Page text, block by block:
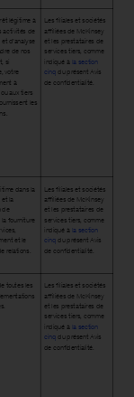
légitime à
activités de
d’analyse
de nos
si
votre
à
aux tiers
les
Les filiales et sociétés
affiliées de McKinsey
et les prestataires de
services tiers, comme
indiqué à
la section
cinq du présent Avis
de confidentialité.
dans la
et la
de
la fourniture
et le
relations.
Les filiales et sociétés
affiliées de McKinsey
et les prestataires de
services tiers, comme
indiqué à
la section
cinq du présent Avis
de confidentialité.
toutes les
Les filiales et sociétés
affiliées de McKinsey
et les prestataires de
services tiers, comme
indiqué à
la section
cinq du présent Avis
de confidentialité.